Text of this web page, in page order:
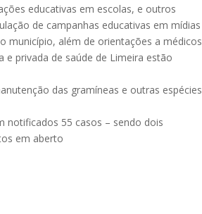
educativas em escolas, e outros
de campanhas educativas em mídias
município, além de orientações a médicos
privada de saúde de Limeira estão
das gramíneas e outras espécies
notificados 55 casos – sendo dois
em aberto